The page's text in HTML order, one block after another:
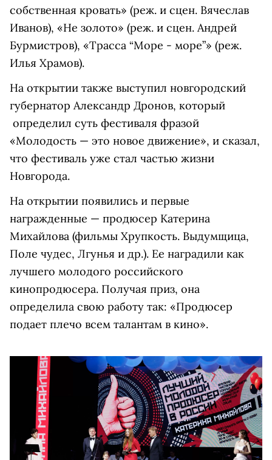
собственная кровать» (реж. и сцен. Вячеслав
Иванов), «Не золото» (реж. и сцен. Андрей
Бурмистров), «Трасса “Море - море”» (реж.
Илья Храмов).
На открытии также выступил новгородский
губернатор Александр Дронов, который
определил суть фестиваля фразой
«Молодость — это новое движение», и сказал,
что фестиваль уже стал частью жизни
Новгорода.
На открытии появились и первые
награжденные — продюсер Катерина
Михайлова (фильмы Хрупкость. Выдумщица,
Поле чудес, Лгунья и др.). Ее наградили как
лучшего молодого российского
кинопродюсера. Получая приз, она
определила свою работу так: «Продюсер
подает плечо всем талантам в кино».